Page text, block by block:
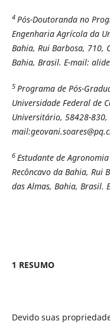
4 Pós-Doutoranda no
Engenharia Agrícola da
Bahia, Rui Barbosa, 710,
Bahia, Brasil. E-mail:
5 Programa de Pós-
Universidade Federal de
Universitário, 58428-
6 Estudante de
Recôncavo da Bahia, Rui
das Almas, Bahia, Brasil.
1 RESUMO
Devido suas